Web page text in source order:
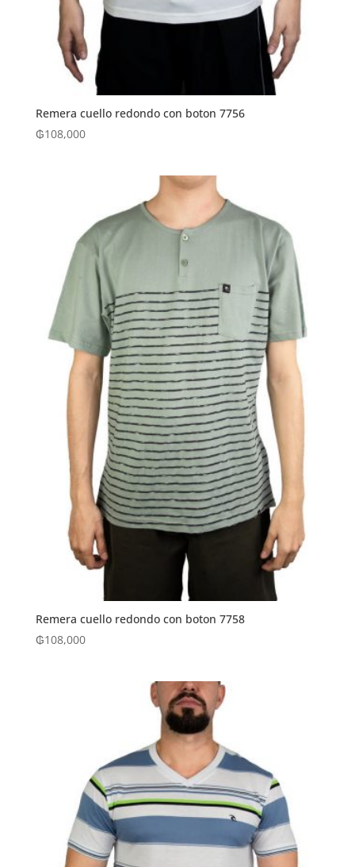
Remera cuello redondo con boton 7756
₲108,000
Remera cuello redondo con boton 7758
₲108,000